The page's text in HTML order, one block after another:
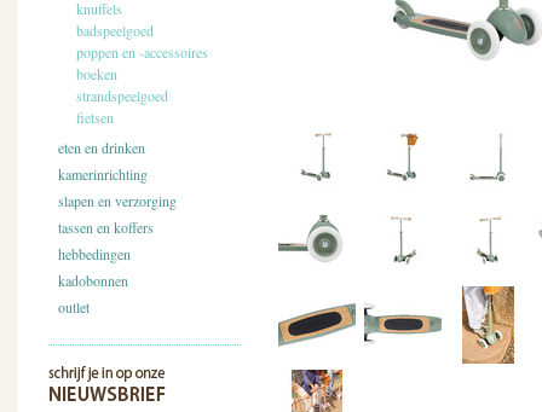
knuffels
badspeelgoed
poppen en -accessoires
boeken
strandspeelgoed
fietsen
eten en drinken
kamerinrichting
slapen en verzorging
tassen en koffers
hebbedingen
kadobonnen
outlet